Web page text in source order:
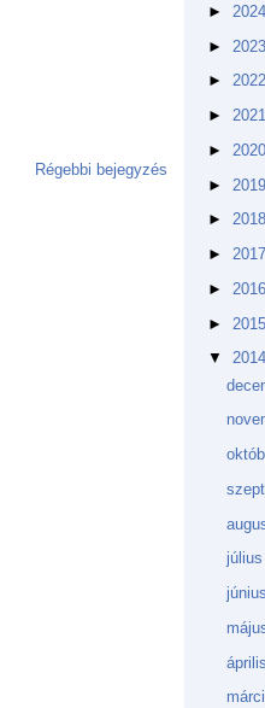
Régebbi bejegyzés
► 2024
► 2023
► 2022
► 2021
► 2020
► 2019
► 2018
► 2017
► 2016
► 2015
▼ 2014